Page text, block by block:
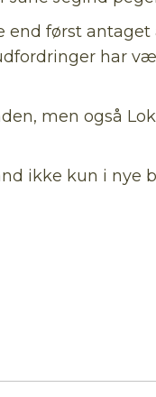
først
har
men også
ikke kun i